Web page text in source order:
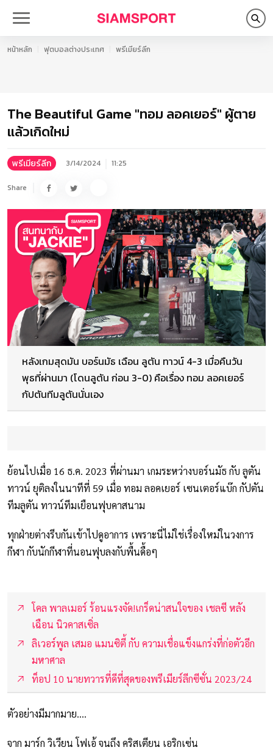
หน้าหลัก ฟุตบอลต่างประเทศ พรีเมียร์ลีก
The Beautiful Game "ทอม ลอคเยอร์" ผู้ตาย
แล้วเกิดใหม่
พรีเมียร์ลีก 3/14/2024 11:25
Share
หลังเกมสุดมัน บอร์นมัธ เฉือน ลูตัน ทาวน์ 4-3 เมื่อคืนวัน
พุธที่ผ่านมา (โดนลูตัน ก่อน 3-0) คือเรื่อง ทอม ลอคเยอร์
กัปตันทีมลูตันนั่นเอง
ย้อนไปเมื่อ 16 ธ.ค. 2023 ที่ผ่านมา เกมระหว่างบอร์นมัธ กับ ลูตัน
ทาวน์ ยุติลงในนาทีที่ 59 เมื่อ ทอม ลอคเยอร์ เซนเตอร์แบ๊ก กัปตัน
ทีมลูตัน ทาวน์ทีมเยือนฟุบคาสนาม
ทุกฝ่ายต่างรีบกันเข้าไปดูอาการ เพราะนี่ไม่ใช่เรื่องใหม่ในวงการ
กีฬา กับนักกีฬาที่นอนฟุบลงกับพื้นดื้อๆ
โคล พาลเมอร์ ร้อนแรงจัด!เกร็ดน่าสนใจของ เชลซี หลัง
เฉือน นิวคาสเซิ่ล
ลิเวอร์พูล เสมอ แมนซิตี้ กับ ความเชื่อแข็งแกร่งที่ก่อตัวอีก
มหาศาล
ท็อป 10 นายทวารที่ดีที่สุดของพรีเมียร์ลีกซีซั่น 2023/24
ตัวอย่างมีมากมาย....
จาก มาร์ก วิเวียน โฟเอ้ จนถึง คริสเตียน เอริกเซ่น